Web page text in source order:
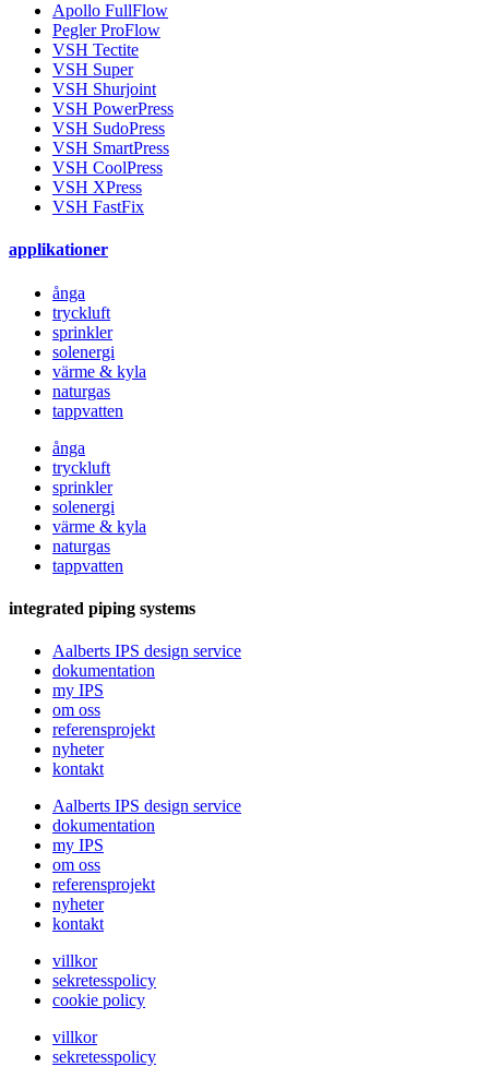
Apollo FullFlow
Pegler ProFlow
VSH Tectite
VSH Super
VSH Shurjoint
VSH PowerPress
VSH SudoPress
VSH SmartPress
VSH CoolPress
VSH XPress
VSH FastFix
applikationer
ånga
tryckluft
sprinkler
solenergi
värme & kyla
naturgas
tappvatten
ånga
tryckluft
sprinkler
solenergi
värme & kyla
naturgas
tappvatten
integrated piping systems
Aalberts IPS design service
dokumentation
my IPS
om oss
referensprojekt
nyheter
kontakt
Aalberts IPS design service
dokumentation
my IPS
om oss
referensprojekt
nyheter
kontakt
villkor
sekretesspolicy
cookie policy
villkor
sekretesspolicy